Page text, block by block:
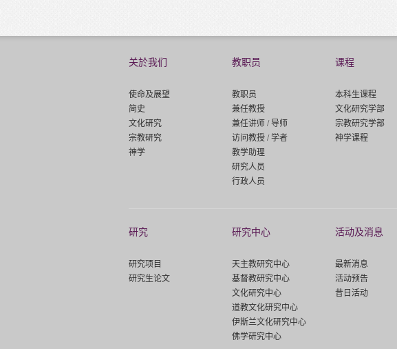
关於我们
使命及展望
简史
文化研究
宗教研究
神学
教职员
教职员
兼任教授
兼任讲师 / 导师
访问教授 / 学者
教学助理
研究人员
行政人员
课程
本科生课程
文化研究学部
宗教研究学部
神学课程
研究
研究项目
研究生论文
研究中心
天主教研究中心
基督教研究中心
文化研究中心
道教文化研究中心
伊斯兰文化研究中心
佛学研究中心
活动及消息
最新消息
活动预告
昔日活动